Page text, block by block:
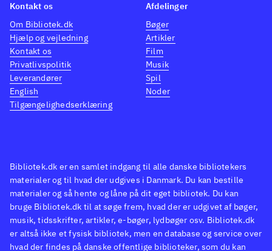
Bibliotek.dk er en samlet indgang til alle danske bibliotekers
materialer og til hvad der udgives i Danmark. Du kan bestille
materialer og så hente og låne på dit eget bibliotek. Du kan
bruge Bibliotek.dk til at søge frem, hvad der er udgivet af bøger,
musik, tidsskrifter, artikler, e-bøger, lydbøger osv. Bibliotek.dk
er altså ikke et fysisk bibliotek, men en database og service over
hvad der findes på danske offentlige biblioteker, som du kan
Kontakt os
Om Bibliotek.dk
Hjælp og vejledning
Kontakt os
Privatlivspolitik
Leverandører
English
Tilgængelighedserklæring
Afdelinger
Bøger
Artikler
Film
Musik
Spil
Noder